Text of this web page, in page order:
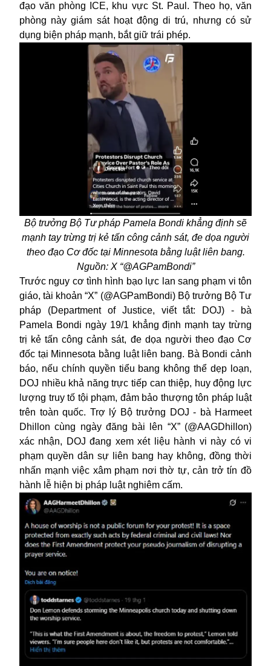
đạo văn phòng ICE, khu vực St. Paul. Theo họ, văn
phòng này giám sát hoạt động di trú, nhưng có sử
dụng biện pháp mạnh, bắt giữ trái phép.
Bộ trưởng Bộ Tư pháp Pamela Bondi khẳng định sẽ
mạnh tay trừng trị kẻ tấn công cảnh sát, đe dọa người
theo đạo Cơ đốc tại Minnesota bằng luật liên bang.
Nguồn: X “@AGPamBondi”
Trước nguy cơ tình hình bạo lực lan sang phạm vi tôn
giáo, tài khoản “X” (@AGPamBondi) Bộ trưởng Bộ Tư
pháp (Department of Justice, viết tắt: DOJ) - bà
Pamela Bondi ngày 19/1 khẳng định mạnh tay trừng
trị kẻ tấn công cảnh sát, đe dọa người theo đạo Cơ
đốc tại Minnesota bằng luật liên bang. Bà Bondi cảnh
báo, nếu chính quyền tiểu bang không thể dẹp loạn,
DOJ nhiều khả năng trực tiếp can thiệp, huy động lực
lượng truy tố tội phạm, đảm bảo thượng tôn pháp luật
trên toàn quốc. Trợ lý Bộ trưởng DOJ - bà Harmeet
Dhillon cùng ngày đăng bài lên “X” (@AAGDhillon)
xác nhận, DOJ đang xem xét liệu hành vi này có vi
phạm quyền dân sự liên bang hay không, đồng thời
nhấn mạnh việc xâm phạm nơi thờ tự, cản trở tín đồ
hành lễ hiện bị pháp luật nghiêm cấm.